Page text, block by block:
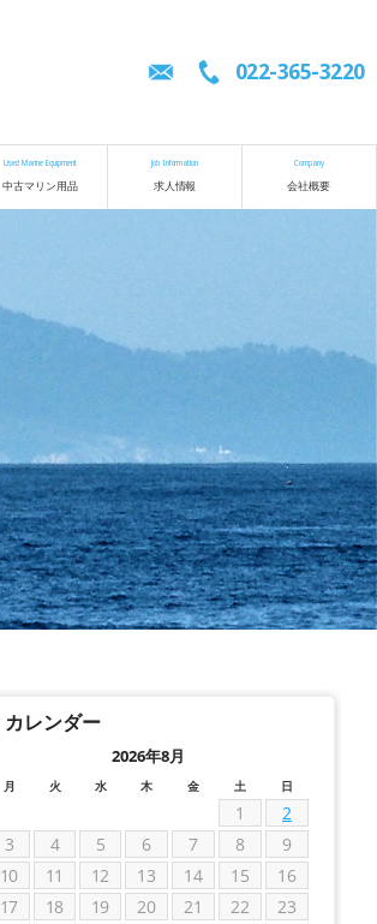
022-365-3220
Used Marine Equipment
中古マリン用品
Job Information
求人情報
Company
会社概要
カレンダー
2026年8月
月 火 水 木 金 土 日
1
2
3
4 5 6 7 8
9
10
11 12 13 14 15
16
17
18 19 20 21 22
23